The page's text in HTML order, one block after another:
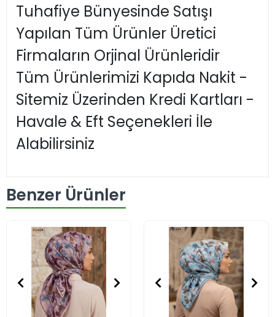
Tuhafiye Bünyesinde Satışı
Yapılan Tüm Ürünler Üretici
Firmaların Orjinal Ürünleridir
Tüm Ürünlerimizi Kapıda Nakit -
Sitemiz Üzerinden Kredi Kartları -
Havale & Eft Seçenekleri İle
Alabilirsiniz
Benzer Ürünler